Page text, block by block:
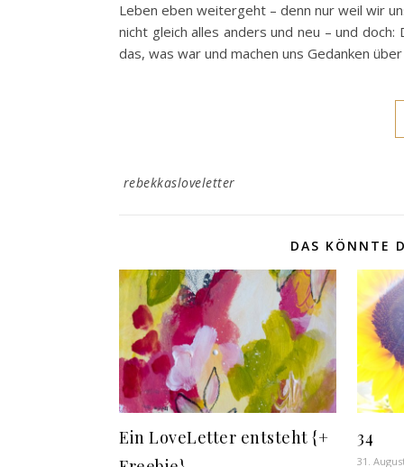
Leben eben weitergeht – denn nur weil wir
nicht gleich alles anders und neu – und
das, was war und machen uns Gedanken
rebekkasloveletter
DAS KÖNNTE
Ein LoveLetter entsteht {+
34
31.